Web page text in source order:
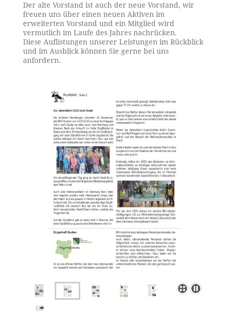
Der alte Vorstand ist auch der neue Vorstand, wir
freuen uns über einen neuen Aktiven im
erweiterten Vorstand und ein Mitglied wird
vermutlich im Laufe des Jahres nachrücken.
Diese Auflistungen unserer Leistungen im Rückblick
und im Ausblick können Sie gerne bei uns
anfordern.